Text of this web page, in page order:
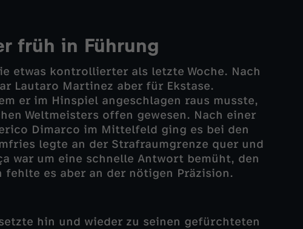
früh in Führung
etwas kontrollierter als letzte Woche. Nach
Lautaro Martinez aber für Ekstase.
er im Hinspiel angeschlagen raus musste,
Weltmeisters offen gewesen. Nach einer
Dimarco im Mittelfeld ging es bei den
legte an der Strafraumgrenze quer und
war um eine schnelle Antwort bemüht, den
es aber an der nötigen Präzision.
hin und wieder zu seinen gefürchteten